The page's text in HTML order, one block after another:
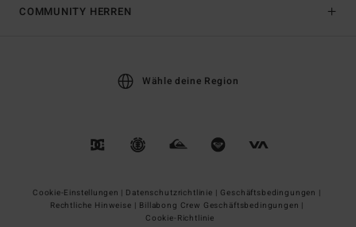
COMMUNITY HERREN
Wähle deine Region
Cookie-Einstellungen | Datenschutzrichtlinie | Geschäftsbedingungen |
Rechtliche Hinweise | Billabong Crew Geschäftsbedingungen |
Cookie-Richtlinie